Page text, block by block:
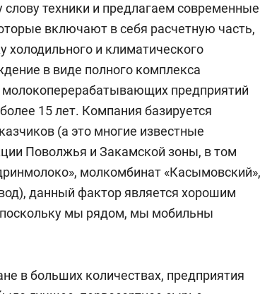
техники и предлагаем современные
включают в себя расчетную часть,
холодильного и климатического
в виде полного комплекса
молокоперерабатывающих предприятий
15 лет. Компания базируется
(а это многие известные
Поволжья и Закамской зоны, в том
молкомбинат «Касымовский»,
данный фактор является хорошим
мы рядом, мы мобильны
в больших количествах, предприятия